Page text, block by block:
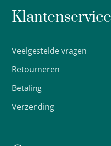
Klantenservice
Veelgestelde vragen
Retourneren
Betaling
Verzending